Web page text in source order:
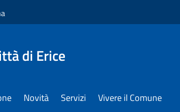
di Erice
Novità Servizi Vivere il Comune